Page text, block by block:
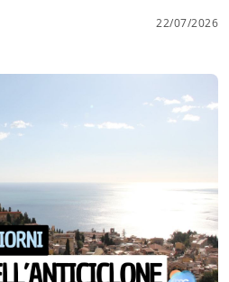
22/07/2026